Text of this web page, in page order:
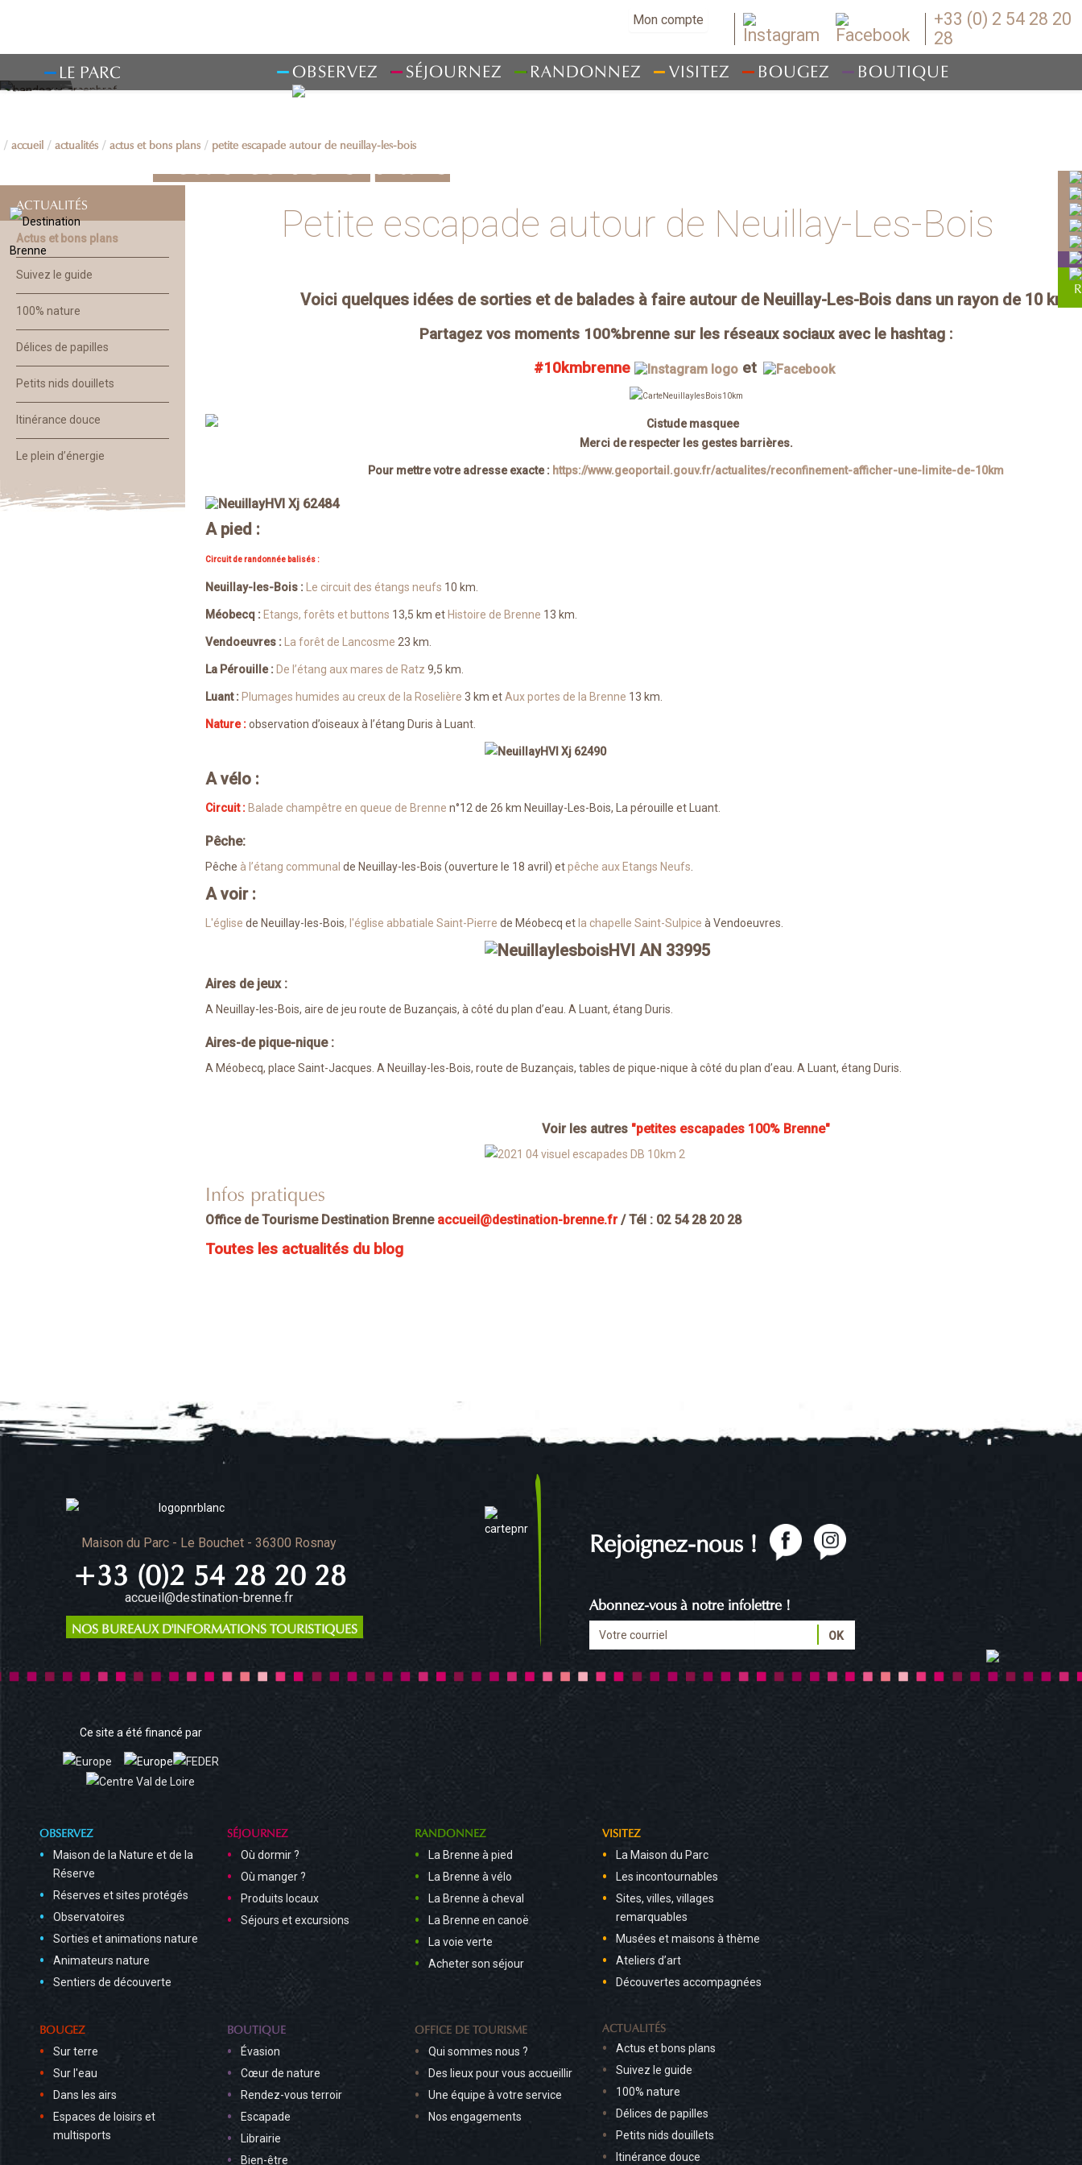
+33 (0) 2 54 28 20
28
Mon compte
LE PARC OBSERVEZ SÉJOURNEZ RANDONNEZ VISITEZ BOUGEZ BOUTIQUE
accueil actualités actus et bons plans petite escapade autour de neuillay-les-bois
Actus et bons plans
ACTUALITÉS
Actus et bons plans
Suivez le guide
100% nature
Délices de papilles
Petits nids douillets
Itinérance douce
Le plein d’énergie
Petite escapade autour de Neuillay-Les-Bois
Voici quelques idées de sorties et de balades à faire autour de Neuillay-Les-Bois dans un rayon de 10 km.
Partagez vos moments 100%brenne sur les réseaux sociaux avec le hashtag :
#10kmbrenne
et
Merci de respecter les gestes barrières.
Pour mettre votre adresse exacte : https://www.geoportail.gouv.fr/actualites/reconfinement-afficher-une-limite-de-10km
A pied :
Circuit de randonnée balisés :
Neuillay-les-Bois :Le circuit des étangs neufs 10 km.
Méobecq :Etangs, forêts et buttons 13,5 km etHistoire de Brenne 13 km.
Vendoeuvres :La forêt de Lancosme 23 km.
La Pérouille :De l’étang aux mares de Ratz 9,5 km.
Luant :Plumages humides au creux de la Roselière 3 km etAux portes de la Brenne 13 km.
Nature :observation d’oiseaux à l’étang Duris à Luant.
A vélo :
Circuit :Balade champêtre en queue de Brenne n°12 de 26 km Neuillay-Les-Bois, La pérouille et Luant.
Pêche:
Pêche à l’étang communal de Neuillay-les-Bois (ouverture le 18 avril) etpêche aux Etangs Neufs
A voir :
L'église de Neuillay-les-Bois, l'église abbatiale Saint-Pierre de Méobecq etla chapelle Saint-Sulpice à Vendoeuvres.
Aires de jeux :
A Neuillay-les-Bois, aire de jeu route de Buzançais, à côté du plan d’eau. A Luant, étang Duris.
Aires-de pique-nique :
A Méobecq, place Saint-Jacques. A Neuillay-les-Bois, route de Buzançais, tables de pique-nique à côté du plan d’eau. A Luant, étang Duris.
Voir les autres "petites escapades 100% Brenne"
Infos pratiques
Office de Tourisme Destination Brenne accueil@destination-brenne.fr/ Tél : 02 54 28 20 28
Toutes les actualités du blog
Maison du Parc - Le Bouchet - 36300 Rosnay
+33 (0)2 54 28 20 28
accueil@destination-brenne.fr
NOS BUREAUX D'INFORMATIONS TOURISTIQUES
Rejoignez-nous !
Abonnez-vous à notre infolettre !
Ce site a été financé par
OBSERVEZ
Maison de la Nature et de la
Réserve
Réserves et sites protégés
Observatoires
Sorties et animations nature
Animateurs nature
Sentiers de découverte
SÉJOURNEZ
Où dormir ?
Où manger ?
Produits locaux
Séjours et excursions
RANDONNEZ
La Brenne à pied
La Brenne à vélo
La Brenne à cheval
La Brenne en canoë
La voie verte
Acheter son séjour
VISITEZ
La Maison du Parc
Les incontournables
Sites, villes, villages
remarquables
Musées et maisons à thème
Ateliers d’art
Découvertes accompagnées
BOUGEZ
Sur terre
Sur l'eau
Dans les airs
Espaces de loisirs et
multisports
BOUTIQUE
Évasion
Cœur de nature
Rendez-vous terroir
Escapade
Librairie
Bien-être
OFFICE DE TOURISME
Qui sommes nous ?
Des lieux pour vous accueillir
Une équipe à votre service
Nos engagements
ACTUALITÉS
Actus et bons plans
Suivez le guide
100% nature
Délices de papilles
Petits nids douillets
Itinérance douce